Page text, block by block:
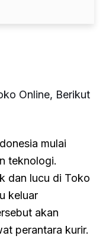
Online, Berikut
mulai
teknologi.
dan lucu di Toko
keluar
akan
perantara kurir.